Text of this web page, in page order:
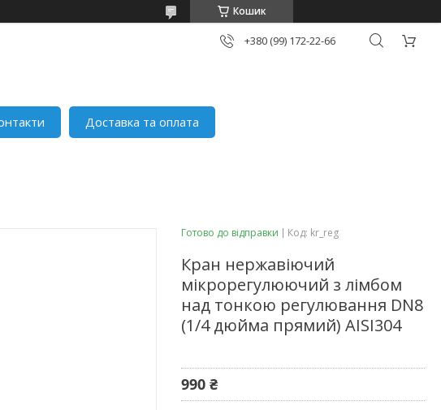
Кошик
+380 (99) 172-22-66
Доставка та оплата
Готово до відправки Код: kr_reg
Кран нержавіючий
мікрорегулюючий з лімбом
над тонкою регулювання DN8
(1/4 дюйма прямий) AISI304
990 ₴